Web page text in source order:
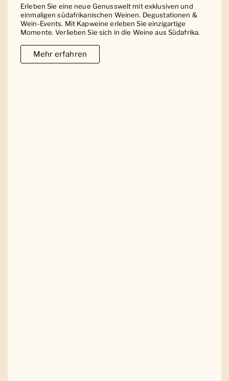
Erleben Sie eine neue Genusswelt mit exklusiven und
einmaligen südafrikanischen Weinen. Degustationen &
Wein-Events. Mit Kapweine erleben Sie einzigartige
Momente. Verlieben Sie sich in die Weine aus Südafrika.
Mehr erfahren